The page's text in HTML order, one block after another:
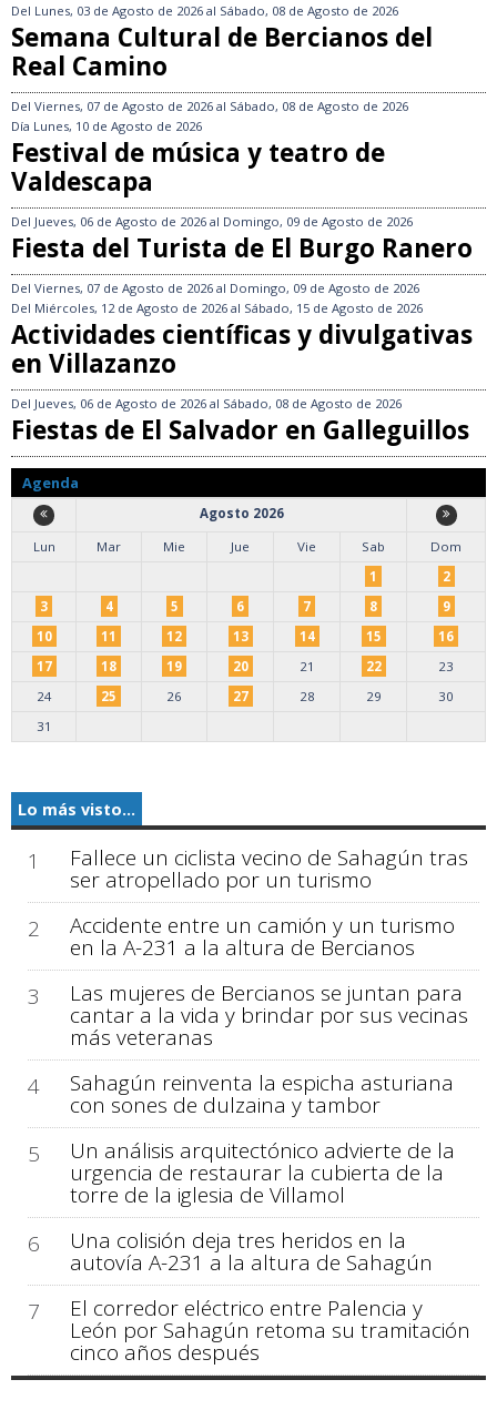
Del Lunes, 03 de Agosto de 2026 al Sábado, 08 de Agosto de 2026
Semana Cultural de Bercianos del
Real Camino
Del Viernes, 07 de Agosto de 2026 al Sábado, 08 de Agosto de 2026
Día Lunes, 10 de Agosto de 2026
Festival de música y teatro de
Valdescapa
Del Jueves, 06 de Agosto de 2026 al Domingo, 09 de Agosto de 2026
Fiesta del Turista de El Burgo Ranero
Del Viernes, 07 de Agosto de 2026 al Domingo, 09 de Agosto de 2026
Del Miércoles, 12 de Agosto de 2026 al Sábado, 15 de Agosto de 2026
Actividades científicas y divulgativas
en Villazanzo
Del Jueves, 06 de Agosto de 2026 al Sábado, 08 de Agosto de 2026
Fiestas de El Salvador en Galleguillos
Agenda
Agosto 2026
Lun
Mar Mie Jue Vie Sab
Dom
1
2
3
4 5 6 7 8
9
10
11 12 13 14 15
16
17
18 19 20 21 22
23
24
25 26 27 28 29
30
31
Lo más visto...
1 Fallece un ciclista vecino de Sahagún tras
ser atropellado por un turismo
2
Accidente entre un camión y un turismo
en la A-231 a la altura de Bercianos
3
Las mujeres de Bercianos se juntan para
cantar a la vida y brindar por sus vecinas
más veteranas
4
Sahagún reinventa la espicha asturiana
con sones de dulzaina y tambor
5
Un análisis arquitectónico advierte de la
urgencia de restaurar la cubierta de la
torre de la iglesia de Villamol
6
Una colisión deja tres heridos en la
autovía A-231 a la altura de Sahagún
7
El corredor eléctrico entre Palencia y
León por Sahagún retoma su tramitación
cinco años después